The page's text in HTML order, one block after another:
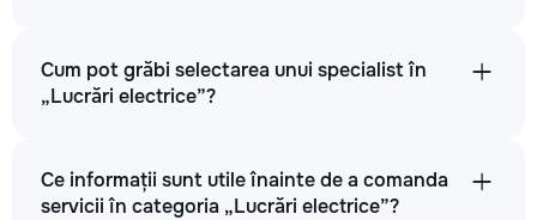
Cum pot grăbi selectarea unui specialist în
„Lucrări electrice”?
Ce informații sunt utile înainte de a comanda
servicii în categoria „Lucrări electrice”?